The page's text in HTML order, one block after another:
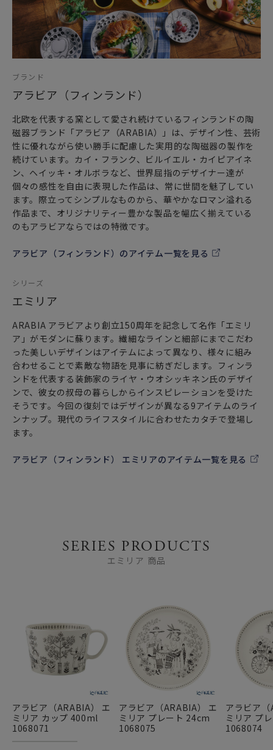
特別な記念日に心を込めた上品な贈り物、お祝いのギフトや
プレゼントだけでなく
頑張った自分へのご褒美としても最適です。
電子レンジ・オーブン・食器洗い乾燥機・フリーザーでの使
用OKです。（直火にはご使用いただけません。）
フィンランド、スウェーデン、ノルウェー、デンマークな
ど、北欧（北部ヨーロッパ）で広くみられる北欧雑貨を中心
とした北欧家具や北欧食器達。フィンランドの大自然で育ま
れ、またフィンランド最大の窯である“アラビア
（ARABIA）”社のテーブルウェア“北欧食器”は、言わずと知
れた北欧インテリアの必須アイテムです。
ブランド
アラビア（フィンランド）
北欧を代表する窯として愛され続けているフィンランドの陶
磁器ブランド「アラビア（ARABIA）」は、デザイン性、芸術
性に優れながら使い勝手に配慮した実用的な陶磁器の製作を
続けています。カイ・フランク、ビルイエル・カイピアイネ
ン、ヘイッキ・オルボラなど、世界屈指のデザイナー達が
個々の感性を自由に表現した作品は、常に世間を魅了してい
ます。際立ってシンプルなものから、華やかなロマン溢れる
作品まで、オリジナリティー豊かな製品を幅広く揃えている
のもアラビアならではの特徴です。
アラビア（フィンランド）のアイテム一覧を見る
シリーズ
エミリア
ARABIA アラビアより創立150周年を記念して名作「エミリ
ア」がモダンに蘇ります。繊細なラインと細部にまでこだわ
った美しいデザインはアイテムによって異なり、様々に組み
合わせることで素敵な物語を見事に紡ぎだします。フィンラ
ンドを代表する装飾家のライヤ・ウオシッキネン氏のデザイ
ンで、彼女の叔母の暮らしからインスピレーションを受けた
そうです。今回の復刻ではデザインが異なる9アイテムのライ
ンナップ。現代のライフスタイルに合わせたカタチで登場し
ます。
アラビア（フィンランド） エミリアのアイテム一覧を見る
SERIES PRODUCTS
エミリア 商品
アラビア（ARABIA） エ
ミリア カップ 400ml
1068071
アラビア（ARABIA） エ
ミリア プレート 24cm
1068075
アラビア
ミリア プ
1068074